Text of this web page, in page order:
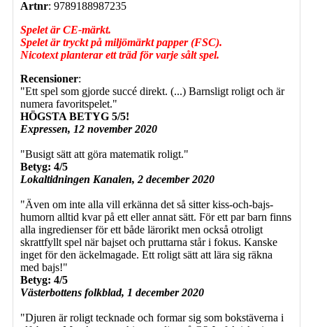
Artnr: 9789188987235
Spelet är CE-märkt.
Spelet är tryckt på miljömärkt papper (FSC).
Nicotext planterar ett träd för varje sålt spel.
Recensioner:
"Ett spel som gjorde succé direkt. (...) Barnsligt roligt och är
numera favoritspelet."
HÖGSTA BETYG 5/5!
Expressen, 12 november 2020
"Busigt sätt att göra matematik roligt."
Betyg: 4/5
Lokaltidningen Kanalen, 2 december 2020
"Även om inte alla vill erkänna det så sitter kiss-och-bajs-
humorn alltid kvar på ett eller annat sätt. För ett par barn finns
alla ingredienser för ett både lärorikt men också otroligt
skrattfyllt spel när bajset och pruttarna står i fokus. Kanske
inget för den äckelmagade. Ett roligt sätt att lära sig räkna
med bajs!"
Betyg: 4/5
Västerbottens folkblad, 1 december 2020
"Djuren är roligt tecknade och formar sig som bokstäverna i